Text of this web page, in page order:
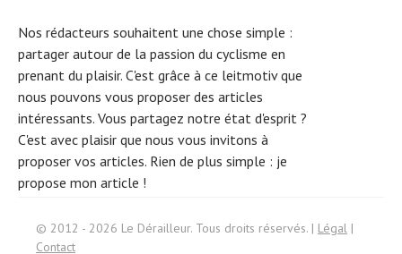
Nos rédacteurs souhaitent une chose simple :
partager autour de la passion du cyclisme en
prenant du plaisir. C'est grâce à ce leitmotiv que
nous pouvons vous proposer des articles
intéressants. Vous partagez notre état d'esprit ?
C'est avec plaisir que nous vous invitons à
proposer vos articles. Rien de plus simple : je
propose mon article !
© 2012 - 2026 Le Dérailleur. Tous droits réservés. | Légal |
Contact
or: